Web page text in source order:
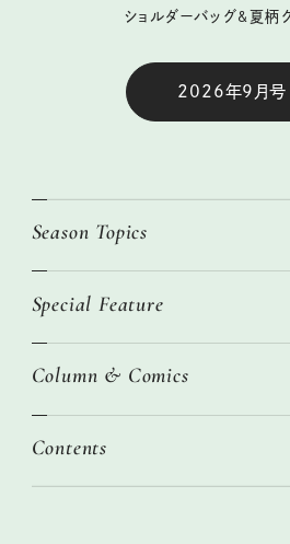
ショルダーバッグ&夏柄
2026年9月号
Season Topics
大人のリュック探し 2026SS
この春ほしい大人のスニーカー 2026春
本当に使える「旅道具」
Special Feature
2026年春夏 トレンドファッションニュース
女子旅おすすめスポット 暮らすように
Column & Comics
ぐれいさん
Contents